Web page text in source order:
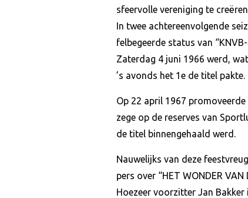
sfeervolle vereniging te
In twee achtereenvolgende
felbegeerde status van
Zaterdag 4 juni 1966 werd,
’s avonds het 1e de titel pakte.
Op 22 april 1967
zege op de reserves van
de titel binnengehaald werd.
Nauwelijks van deze
pers over “HET WONDER VAN
Hoezeer voorzitter Jan